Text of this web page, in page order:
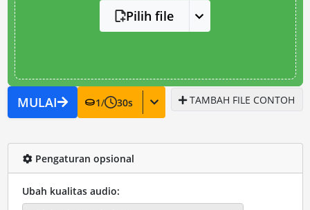
Pilih file
MULAI 1/ 30s TAMBAH FILE CONTOH
Pengaturan opsional
Ubah kualitas audio: